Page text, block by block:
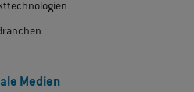
Medien